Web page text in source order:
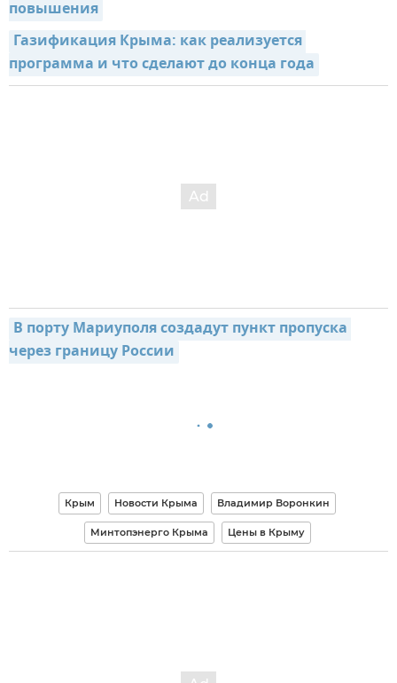
повышения
Газификация Крыма: как реализуется
программа и что сделают до конца года
В порту Мариуполя создадут пункт пропуска
через границу России
Крым Новости Крыма Владимир Воронкин
Минтопэнерго Крыма Цены в Крыму